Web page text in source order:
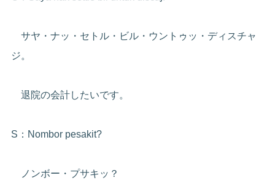
サヤ・ナッ・セトル・ビル・ウントゥッ・ディスチャ
ジ。
退院の会計したいです。
S：Nombor pesakit?
ノンボー・プサキッ？